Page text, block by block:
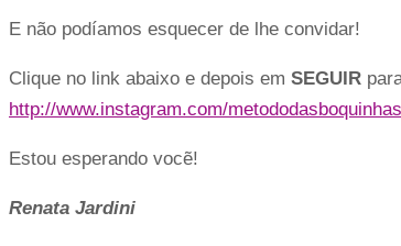
E não podíamos esquecer de lhe convidar!
Clique no link abaixo e depois em SEGUIR
http://www.instagram.com/
Estou esperando vocẽ!
Renata Jardini